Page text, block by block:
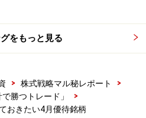
ブ・名古屋および東建塩河カ
ードまたは(B)ハートマークシ
カードまたは(B)5,000円割引
をもっと見る
> 株式戦略マル秘レポート
>
勝つトレード」
>
おきたい4月優待銘柄